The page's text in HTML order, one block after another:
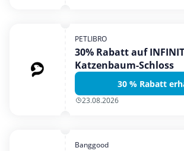
PETLIBRO
30% Rabatt auf
Katzenbaum-Schloss
30 % Rabatt
23.08.2026
Banggood